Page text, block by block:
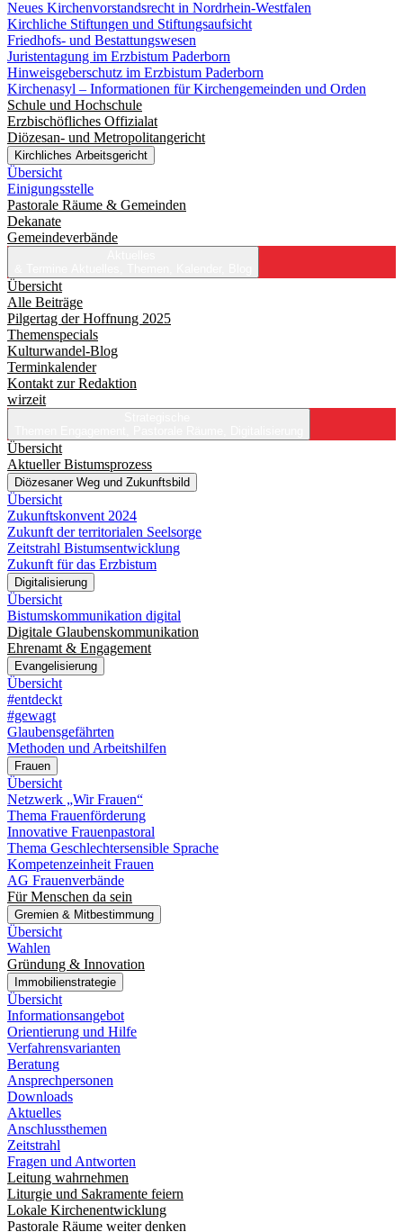
Neues Kirchenvorstandsrecht in Nordrhein-Westfalen
Kirchliche Stiftungen und Stiftungsaufsicht
Friedhofs- und Bestattungswesen
Juristentagung im Erzbistum Paderborn
Hinweisgeberschutz im Erzbistum Paderborn
Kirchenasyl – Informationen für Kirchengemeinden und Orden
Schule und Hochschule
Erzbischöfliches Offizialat
Diözesan- und Metropolitangericht
Kirchliches Arbeitsgericht
Übersicht
Einigungsstelle
Pastorale Räume & Gemeinden
Dekanate
Gemeindeverbände
Übersicht
Alle Beiträge
Pilgertag der Hoffnung 2025
Themenspecials
Kulturwandel-Blog
Terminkalender
Kontakt zur Redaktion
wirzeit
Übersicht
Aktueller Bistumsprozess
Diözesaner Weg und Zukunftsbild
Übersicht
Zukunftskonvent 2024
Zukunft der territorialen Seelsorge
Zeitstrahl Bistumsentwicklung
Zukunft für das Erzbistum
Digitalisierung
Übersicht
Bistumskommunikation digital
Digitale Glaubenskommunikation
Ehrenamt & Engagement
Evangelisierung
Übersicht
#entdeckt
#gewagt
Glaubensgefährten
Methoden und Arbeitshilfen
Frauen
Übersicht
Netzwerk „Wir Frauen“
Thema Frauenförderung
Innovative Frauenpastoral
Thema Geschlechtersensible Sprache
Kompetenzeinheit Frauen
AG Frauenverbände
Für Menschen da sein
Gremien & Mitbestimmung
Übersicht
Wahlen
Gründung & Innovation
Immobilienstrategie
Übersicht
Informationsangebot
Orientierung und Hilfe
Verfahrensvarianten
Beratung
Ansprechpersonen
Downloads
Aktuelles
Anschlussthemen
Zeitstrahl
Fragen und Antworten
Leitung wahrnehmen
Liturgie und Sakramente feiern
Lokale Kirchenentwicklung
Pastorale Räume weiter denken